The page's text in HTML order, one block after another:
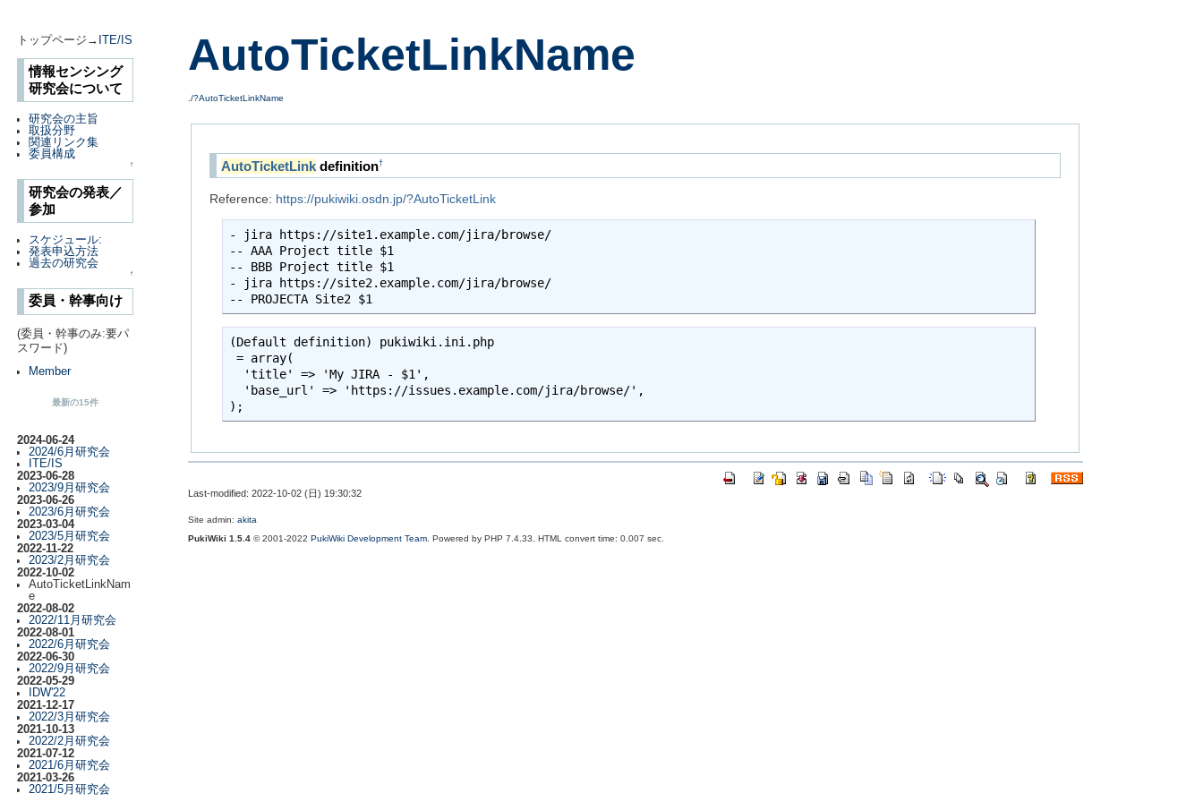
AutoTicketLinkName
./?AutoTicketLinkName
トップページ→ ITE/IS
情報センシング
研究会について
研究会の主旨
取扱分野
関連リンク集
委員構成
↑
研究会の発表／
参加
スケジュール:
発表申込方法
過去の研究会
↑
委員・幹事向け
(委員・幹事のみ:要パ
スワード)
Member
最新の15件
2024-06-24
2024/6月研究会
ITE/IS
2023-06-28
2023/9月研究会
2023-06-26
2023/6月研究会
2023-03-04
2023/5月研究会
2022-11-22
2023/2月研究会
2022-10-02
AutoTicketLinkNam
e
2022-08-02
2022/11月研究会
2022-08-01
2022/6月研究会
2022-06-30
2022/9月研究会
2022-05-29
IDW'22
2021-12-17
2022/3月研究会
2021-10-13
2022/2月研究会
2021-07-12
2021/6月研究会
2021-03-26
2021/5月研究会
AutoTicketLinkdefinition†
Reference: https://pukiwiki.osdn.jp/?AutoTicketLink
- jira https://site1.example.com/jira/browse/
-- AAA Project title $1
-- BBB Project title $1
- jira https://site2.example.com/jira/browse/
-- PROJECTA Site2 $1
(Default definition) pukiwiki.ini.php
= array(
  'title' => 'My JIRA - $1',
  'base_url' => 'https://issues.example.com/jira/browse/',
);
Last-modified: 2022-10-02 (日) 19:30:32
Site admin: akita
PukiWiki 1.5.4 © 2001-2022 PukiWiki Development Team . Powered by PHP 7.4.33. HTML convert time: 0.007 sec.